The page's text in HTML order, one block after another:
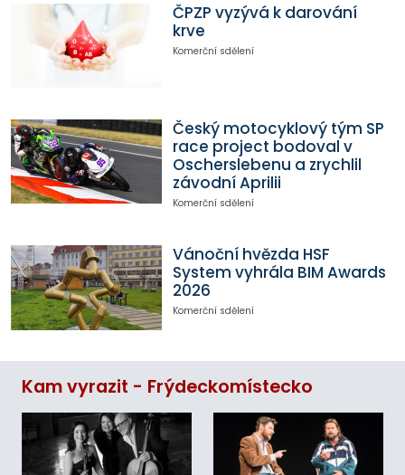
ČPZP vyzývá k darování
krve
Komerční sdělení
Český motocyklový tým SP
race project bodoval v
Oscherslebenu a zrychlil
závodní Aprilii
Komerční sdělení
Vánoční hvězda HSF
System vyhrála BIM Awards
2026
Komerční sdělení
Kam vyrazit - Frýdeckomístecko